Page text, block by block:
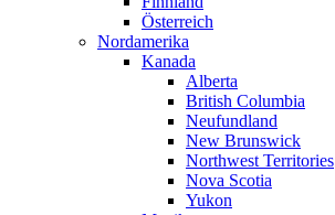
Österreich
Nordamerika
Kanada
Alberta
British Columbia
Neufundland
New Brunswick
Northwest Territories
Nova Scotia
Yukon